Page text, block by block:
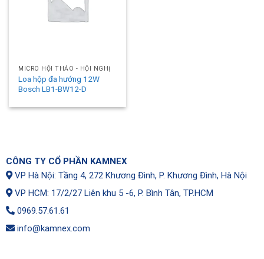
MICRO HỘI THẢO - HỘI NGHỊ
Loa hộp đa hướng 12W
Bosch LB1-BW12-D
CÔNG TY CỔ PHẦN KAMNEX
VP Hà Nội: Tầng 4, 272 Khương Đình, P. Khương Đình, Hà Nội
VP HCM: 17/2/27 Liên khu 5 -6, P. Bình Tân, TP.HCM
0969.57.61.61
info@kamnex.com